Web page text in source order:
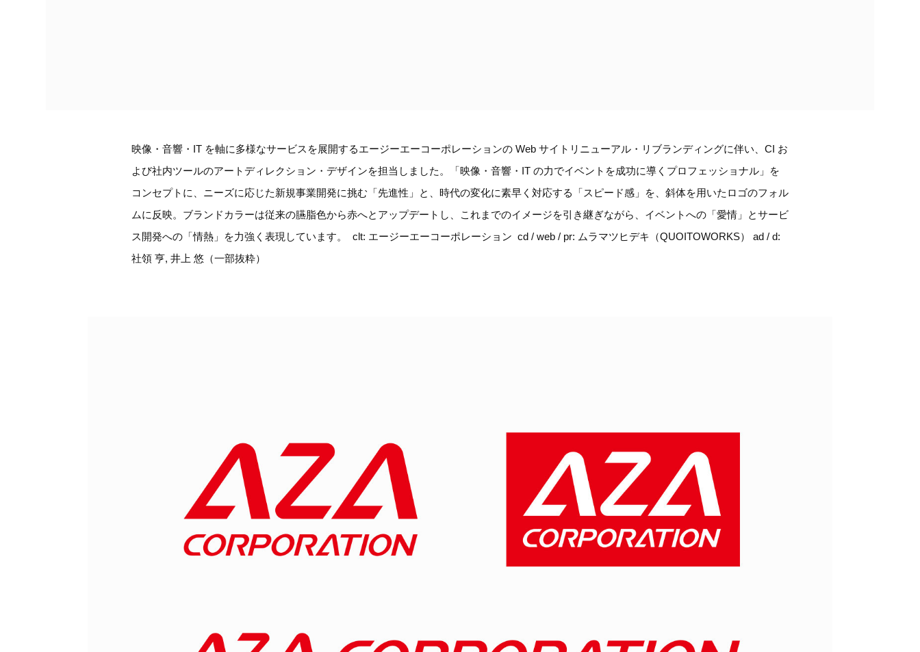
映像・音響・IT を軸に多様なサービスを展開するエージーエーコーポレーションの Web サイトリニューアル・リブランディングに伴い、CI お
よび社内ツールのアートディレクション・デザインを担当しました。「映像・音響・IT の力でイベントを成功に導くプロフェッショナル」を
コンセプトに、ニーズに応じた新規事業開発に挑む「先進性」と、時代の変化に素早く対応する「スピード感」を、斜体を用いたロゴのフォル
ムに反映。ブランドカラーは従来の臙脂色から赤へとアップデートし、これまでのイメージを引き継ぎながら、イベントへの「愛情」とサービ
ス開発への「情熱」を力強く表現しています。 clt: エージーエーコーポレーション cd / web / pr: ムラマツヒデキ（QUOITOWORKS） ad / d:
社領 亨, 井上 悠（一部抜粋）